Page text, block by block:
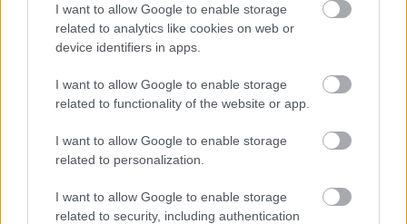
I want to allow Google to enable storage
related to analytics like cookies on web or
device identifiers in apps.
I want to allow Google to enable storage
related to functionality of the website or app.
I want to allow Google to enable storage
related to personalization.
I want to allow Google to enable storage
related to security, including authentication